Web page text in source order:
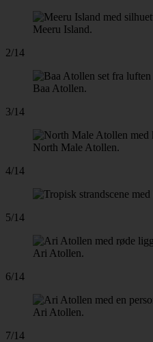
Meeru Island.
2/14
Baa Atollen.
3/14
North Male Atollen.
4/14
5/14
Ari Atollen.
6/14
Ari Atollen.
7/14